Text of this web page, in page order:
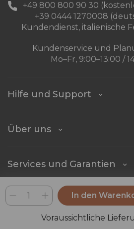
In den
Voraussichtliche
+49 800 800 90 30
+39 0444 1270008
Kundendienst, italienische
Kundenservice und
Mo–Fr, 9:00–13:00 /
Hilfe und Support
Über uns
Services und Garantien
Folgen Sie uns